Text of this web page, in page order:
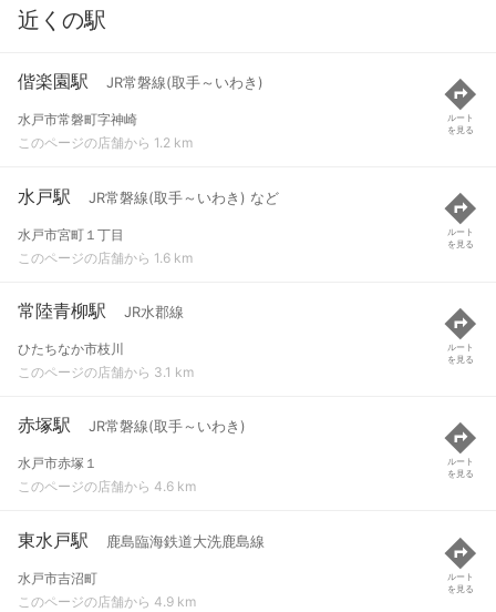
近くの駅
偕楽園駅 JR常磐線(取手～いわき)
水戸市常磐町字神崎
このページの店舗から 1.2 km
ルート
を見る
水戸駅 JR常磐線(取手～いわき) など
水戸市宮町１丁目
このページの店舗から 1.6 km
ルート
を見る
常陸青柳駅 JR水郡線
ひたちなか市枝川
このページの店舗から 3.1 km
ルート
を見る
赤塚駅 JR常磐線(取手～いわき)
水戸市赤塚１
このページの店舗から 4.6 km
ルート
を見る
東水戸駅 鹿島臨海鉄道大洗鹿島線
水戸市吉沼町
このページの店舗から 4.9 km
ルート
を見る